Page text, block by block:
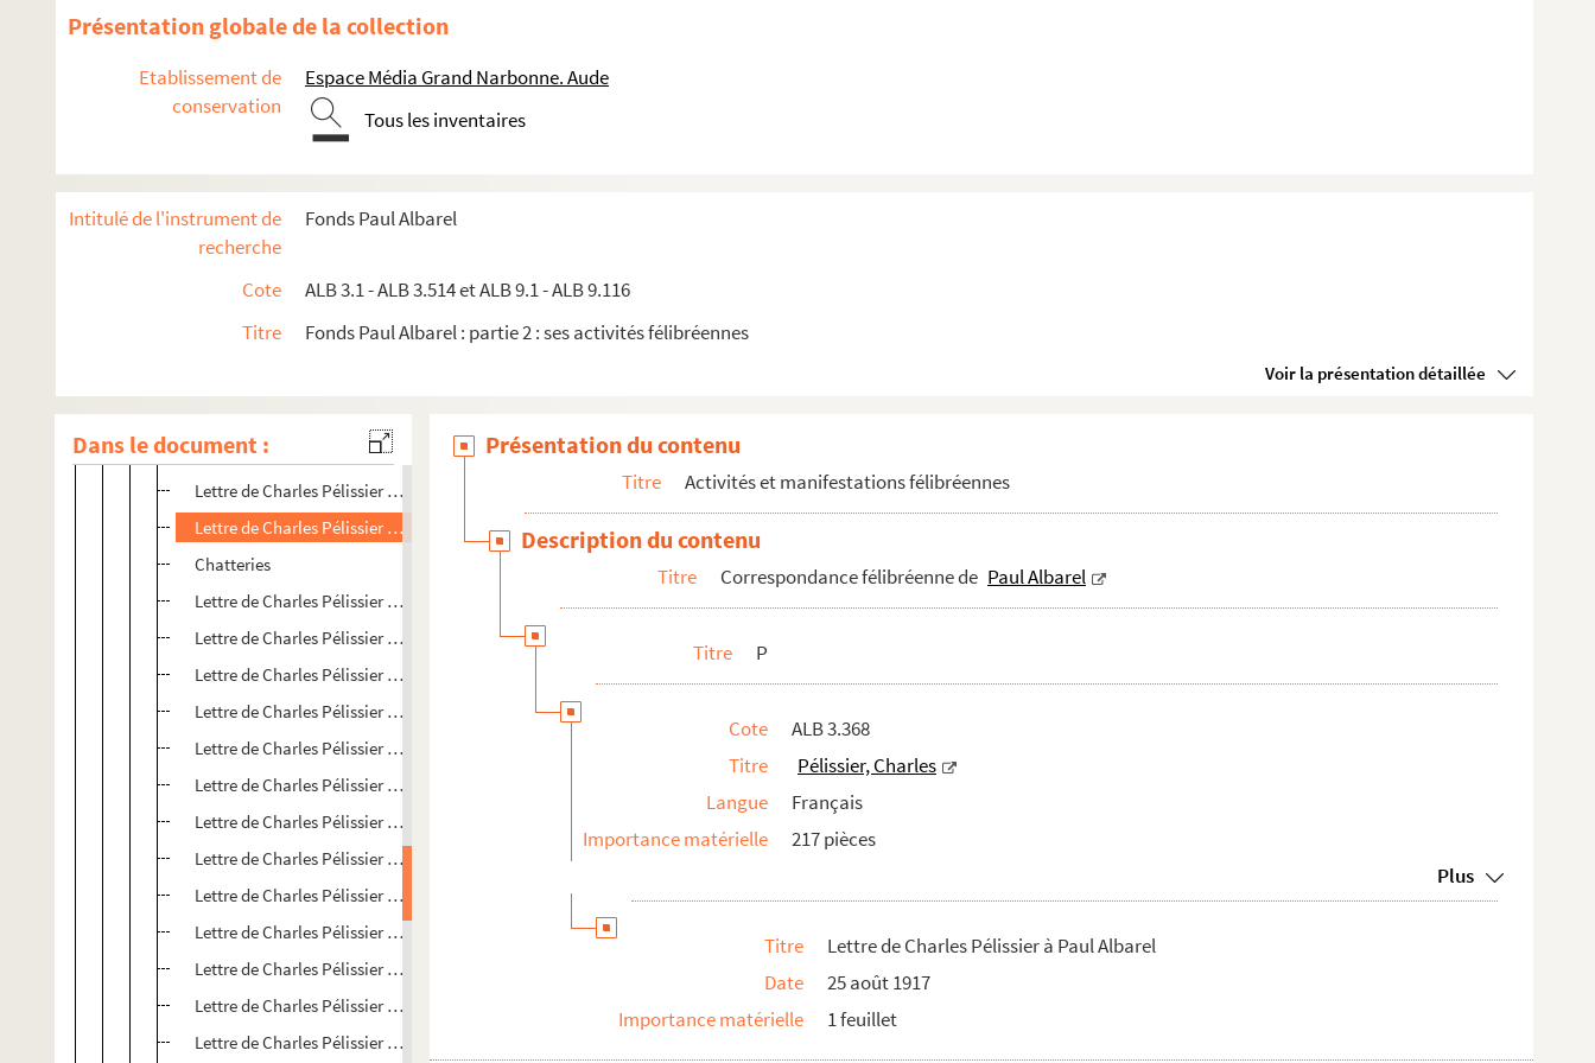
Présentation globale de la collection
Etablissement de
conservation
Espace Média Grand Narbonne. Aude
Tous les inventaires
Intitulé de l'instrument de
recherche
Fonds Paul Albarel
Cote
ALB 3.1 - ALB 3.514 et ALB 9.1 - ALB 9.116
Titre
Fonds Paul Albarel : partie 2 : ses activités félibréennes
Voir la présentation détaillée
Dans le document :
Lettre de Charles Pélissier à Paul Albarel
Lettre de Charles Pélissier à Paul Albarel
Lettre de Charles Pélissier à Paul Albarel
Lettre de Charles Pélissier à Paul Albarel
Lettre de Charles Pélissier à Paul Albarel
Lettre de Charles Pélissier à Paul Albarel
Lettre de Charles Pélissier à Paul Albarel
Lettre de Charles Pélissier à Paul Albarel
Lettre de Charles Pélissier à Paul Albarel
Lettre de Charles Pélissier à Paul Albarel
Chatteries
Lettre de Charles Pélissier à Paul Albarel
Lettre de Charles Pélissier à Paul Albarel
Lettre de Charles Pélissier à Paul Albarel
Lettre de Charles Pélissier à Paul Albarel
Lettre de Charles Pélissier à Paul Albarel
Lettre de Charles Pélissier à Paul Albarel
Lettre de Charles Pélissier à Paul Albarel
Lettre de Charles Pélissier à Paul Albarel
Lettre de Charles Pélissier à Paul Albarel
Lettre de Charles Pélissier à Paul Albarel
Lettre de Charles Pélissier à Paul Albarel
Lettre de Charles Pélissier à Paul Albarel
Lettre de Charles Pélissier à Paul Albarel
Présentation du contenu
Titre Activités et manifestations félibréennes
Description du contenu
Titre Correspondance félibréenne de Paul Albarel
Titre P
Cote
ALB 3.368
Titre
Pélissier, Charles
Langue
Français
Importance matérielle
217 pièces
Plus
Titre
Lettre de Charles Pélissier à Paul Albarel
Date
25 août 1917
Importance matérielle
1 feuillet